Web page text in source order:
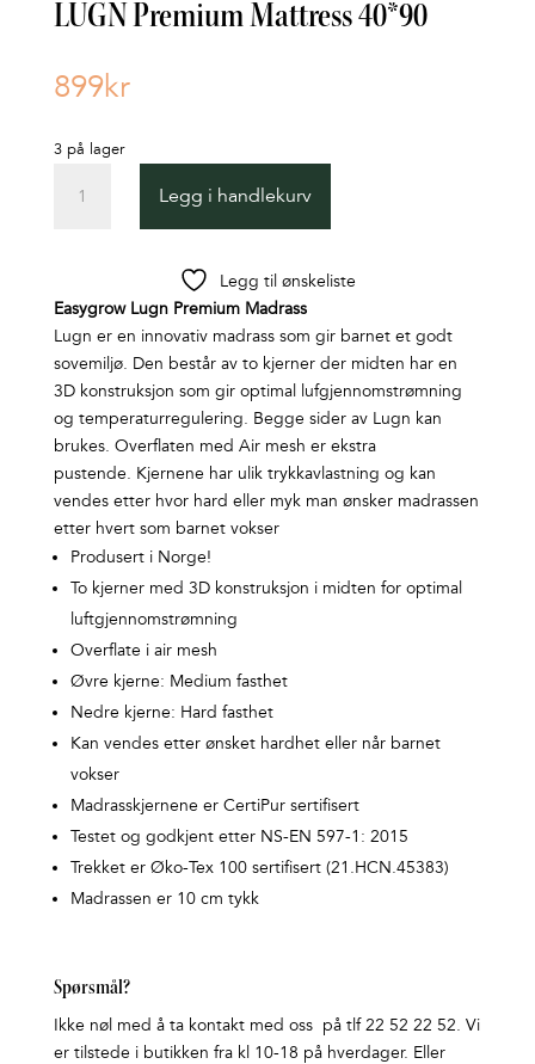
LUGN Premium Mattress 40*90
899kr
3 på lager
Premium
Legg i handlekurv
Legg til ønskeliste
Easygrow Lugn Premium Madrass
Lugn er en innovativ madrass som gir barnet et godt
sovemiljø. Den består av to kjerner der midten har en
3D konstruksjon som gir optimal lufgjennomstrømning
og temperaturregulering. Begge sider av Lugn kan
brukes. Overflaten med Air mesh er ekstra
pustende. Kjernene har ulik trykkavlastning og kan
vendes etter hvor hard eller myk man ønsker madrassen
etter hvert som barnet vokser
Produsert i Norge!
To kjerner med 3D konstruksjon i midten for optimal
luftgjennomstrømning
Overflate i air mesh
Øvre kjerne: Medium fasthet
Nedre kjerne: Hard fasthet
Kan vendes etter ønsket hardhet eller når barnet
vokser
Madrasskjernene er CertiPur sertifisert
Testet og godkjent etter NS-EN 597-1: 2015
Trekket er Øko-Tex 100 sertifisert (21.HCN.45383)
Madrassen er 10 cm tykk
Spørsmål?
Ikke nøl med å ta kontakt med oss på tlf 22 52 22 52. Vi
er tilstede i butikken fra kl 10-18 på hverdager. Eller